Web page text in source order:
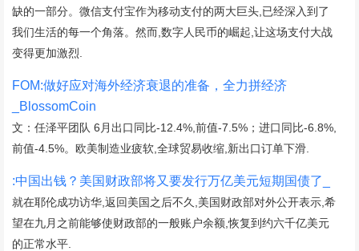
缺的一部分。微信支付宝作为移动支付的两大巨头,已经深入到了
我们生活的每一个角落。然而,数字人民币的崛起,让这场支付大战
变得更加激烈.
FOM:做好应对海外经济衰退的准备，全力拼经济
_BlossomCoin
文：任泽平团队 6月出口同比-12.4%,前值-7.5%；进口同比-6.8%,
前值-4.5%。欧美制造业疲软,全球贸易收缩,新出口订单下滑.
:中国出钱？美国财政部将又要发行万亿美元短期国债了_
就在耶伦成功访华,返回美国之后不久,美国财政部对外公开表示,希
望在九月之前能够使财政部的一般账户余额,恢复到约六千亿美元
的正常水平.